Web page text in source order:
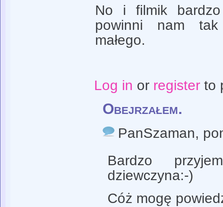
No i filmik
powinni nam
małego.
Log in or registerto
Obejrzałem.
PanSzaman,
Bardzo
dziewczyna:-)
Cóż mogę